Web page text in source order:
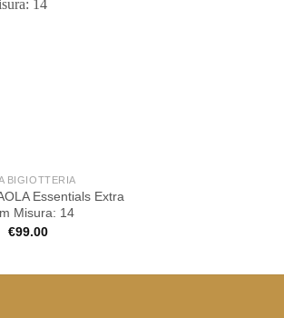
BIGIOTTERIA
Essentials Extra
Misura: 14
€99.00